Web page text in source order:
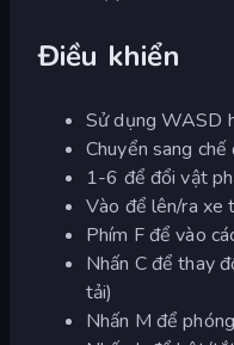
Điều khiển
Sử dụng WASD
Chuyển sang chế
1-6 để đổi vật
Vào để lên/ra xe
Phím F để vào
Nhấn C để thay
tải)
Nhấn M để